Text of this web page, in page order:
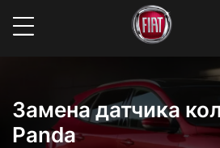
Замена датчика
Panda